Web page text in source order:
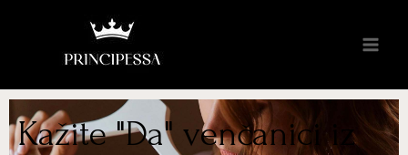
Kažite "Da" venčanici iz